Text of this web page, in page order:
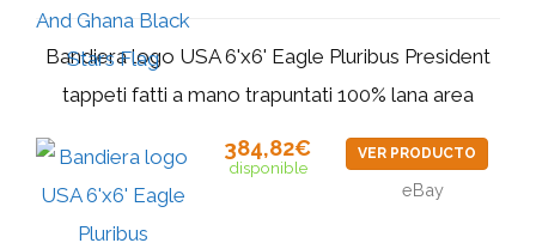
Bandiera logo USA 6'x6' Eagle Pluribus President
tappeti fatti a mano trapuntati 100% lana area
384,82€
disponible
VER PRODUCTO
eBay